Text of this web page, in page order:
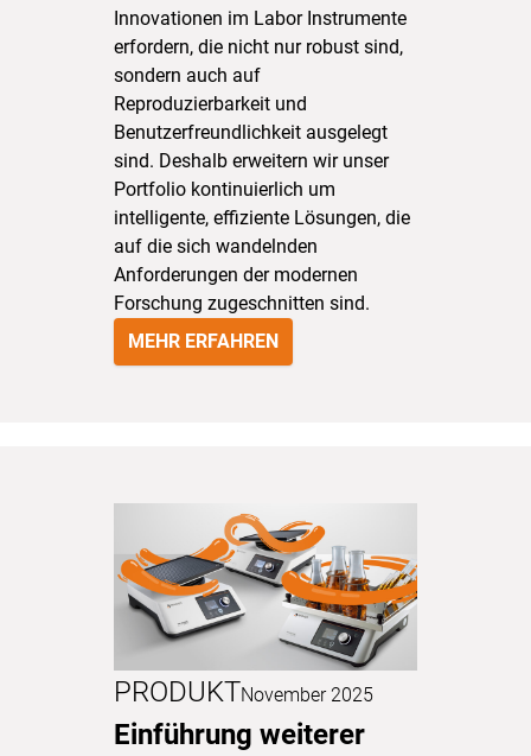
Innovationen im Labor Instrumente
erfordern, die nicht nur robust sind,
sondern auch auf
Reproduzierbarkeit und
Benutzerfreundlichkeit ausgelegt
sind. Deshalb erweitern wir unser
Portfolio kontinuierlich um
intelligente, effiziente Lösungen, die
auf die sich wandelnden
Anforderungen der modernen
Forschung zugeschnitten sind.
MEHR ERFAHREN
PRODUKTNovember 2025
Einführung weiterer